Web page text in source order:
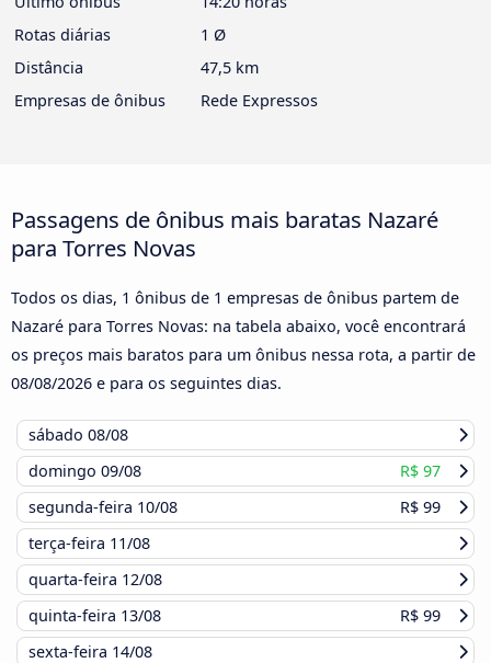
Rotas diárias
1 Ø
Distância
47,5 km
Empresas de ônibus
Rede Expressos
Passagens de ônibus mais baratas Nazaré
para Torres Novas
Todos os dias, 1 ônibus de 1 empresas de ônibus partem de
Nazaré para Torres Novas: na tabela abaixo, você encontrará
os preços mais baratos para um ônibus nessa rota, a partir de
08/08/2026 e para os seguintes dias.
sábado 08/08
domingo 09/08
R$ 97
segunda-feira 10/08
R$ 99
terça-feira 11/08
quarta-feira 12/08
quinta-feira 13/08
R$ 99
sexta-feira 14/08